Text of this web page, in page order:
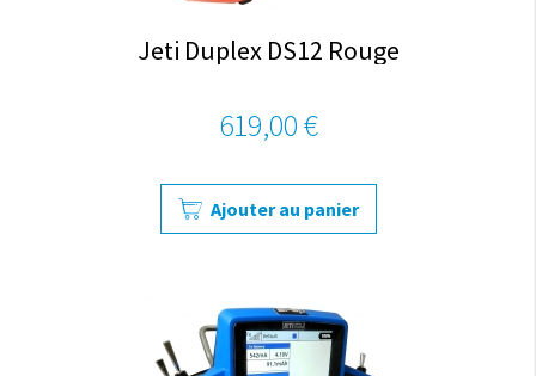
Jeti Duplex DS12 Rouge
619,00 €
Ajouter au panier